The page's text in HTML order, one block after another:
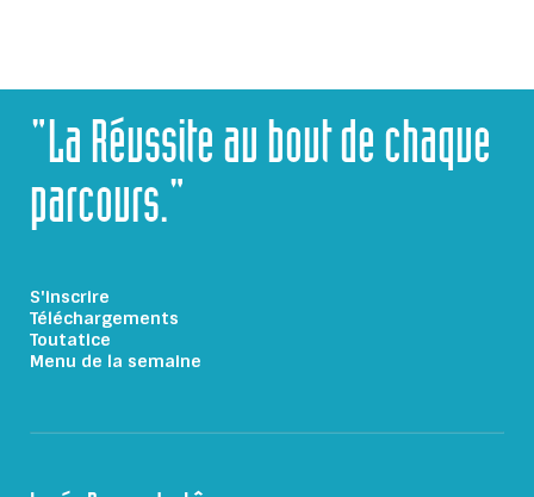
"La Réussite au bout de chaque
parcours."
S'inscrire
Téléchargements
Toutatice
Menu de la semaine